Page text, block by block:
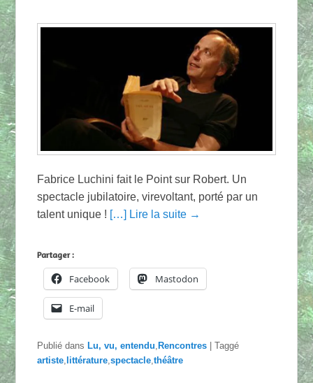
Fabrice Luchini fait le Point sur Robert. Un
spectacle jubilatoire, virevoltant, porté par un
talent unique ! […] Lire la suite →
Partager :
Facebook Mastodon
E-mail
Publié dans Lu, vu, entendu ,Rencontres |Taggé
artiste littérature ,spectacle ,théâtre